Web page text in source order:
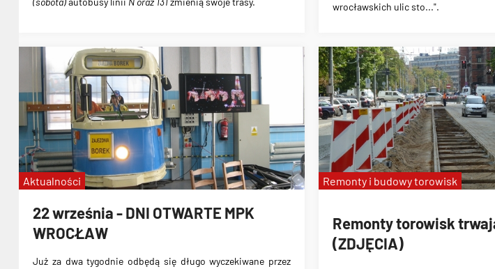
wrocławskich ulic sto...".
22 września - DNI OTWARTE MPK
WROCŁAW
Już za dwa tygodnie odbędą się długo wyczekiwane przez
Aktualności
Remonty torowisk
(ZDJĘCIA)
Remonty i budowy torowisk